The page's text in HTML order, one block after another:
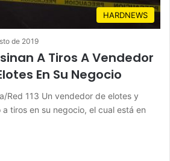
HARDNEWS
de 2019
A Tiros A Vendedor
En Su Negocio
Red 113 Un vendedor de elotes y
tiros en su negocio, el cual está en